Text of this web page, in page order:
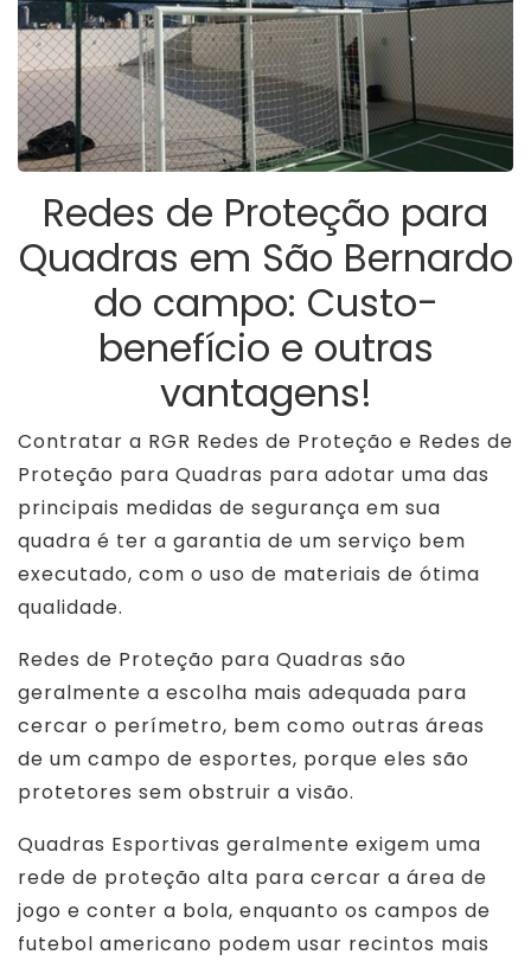
Redes de Proteção para
Quadras em São Bernardo
do campo: Custo-
benefício e outras
vantagens!
Contratar a RGR Redes de Proteção e Redes de
Proteção para Quadras para adotar uma das
principais medidas de segurança em sua
quadra é ter a garantia de um serviço bem
executado, com o uso de materiais de ótima
qualidade.
Redes de Proteção para Quadras são
geralmente a escolha mais adequada para
cercar o perímetro, bem como outras áreas
de um campo de esportes, porque eles são
protetores sem obstruir a visão.
Quadras Esportivas geralmente exigem uma
rede de proteção alta para cercar a área de
jogo e conter a bola, enquanto os campos de
futebol americano podem usar recintos mais